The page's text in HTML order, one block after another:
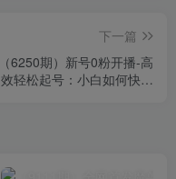
下一篇
（6250期）新号0粉开播-高
效轻松起号：小白如何快速